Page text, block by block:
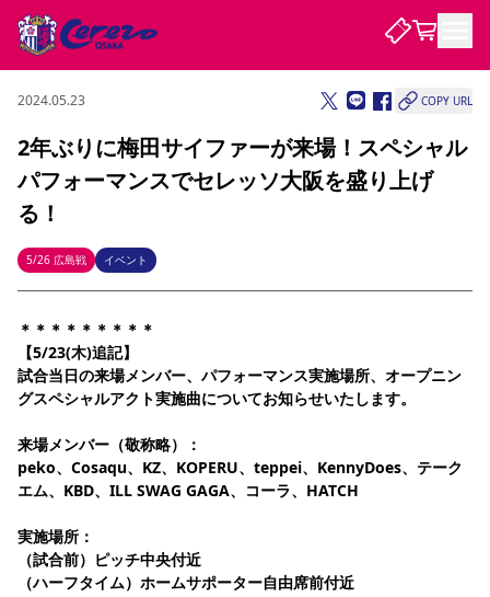
試合・チーム
試合について
試合日程 / 結果
チームについて
アカデミー
ハナサカプレーヤー
観戦する
チケット
チケット情報 販売スケジュール 価格・席種 購入方法
特定興行入場券
譲渡サービス
観戦ガイド
初めて観戦ガイド キッズ向けサービス グルメ
マッチデープログラム
スタジアム
DAZNで観戦
DAZNで観戦
クラブを知る
セレッソ大阪について
クラブ紹介 沿革 シーズン記録 求人情報
サポートする
パートナー企業募集中 セレッソ大阪VISAカード
セレッソアイデアちょうだいな 応援商店街
Lise（ライセンスビジネス）
サステナビリティ
サステナビリティポリシー
活動レポート
SPORT POSITIVE LEAGUES 取り組み実績
ファンクラブ
ファンクラブ
SAKURA SOCIO 招待券引換方法
婚姻届・出生届・命名書
ニュース
ニュース
ホームタウン
レディース
アカデミー
2024.05.23 COPY URL
2年ぶりに梅田サイファーが来場！スペシャル
パフォーマンスでセレッソ大阪を盛り上げ
る！
5/26 広島戦 イベント
＊＊＊＊＊＊＊＊＊
【5/23(木)追記】
試合当日の来場メンバー、パフォーマンス実施場所、オープニン
グスペシャルアクト実施曲についてお知らせいたします。
来場メンバー（敬称略）：
peko、Cosaqu、KZ、KOPERU、teppei、KennyDoes、テーク
エム、KBD、ILL SWAG GAGA、コーラ、HATCH
実施場所：
（試合前）ピッチ中央付近
（ハーフタイム）ホームサポーター自由席前付近